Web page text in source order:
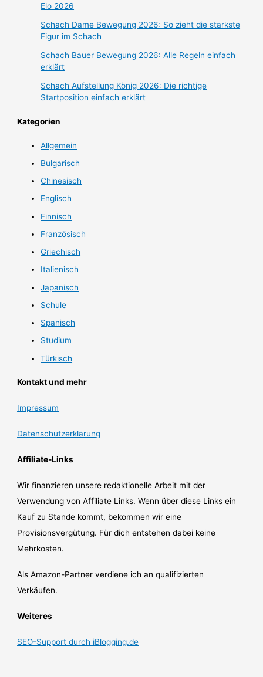
Elo 2026
Schach Dame Bewegung 2026: So zieht die stärkste
Figur im Schach
Schach Bauer Bewegung 2026: Alle Regeln einfach
erklärt
Schach Aufstellung König 2026: Die richtige
Startposition einfach erklärt
Kategorien
Allgemein
Bulgarisch
Chinesisch
Englisch
Finnisch
Französisch
Griechisch
Italienisch
Japanisch
Schule
Spanisch
Studium
Türkisch
Kontakt und mehr
Impressum
Datenschutzerklärung
Affiliate-Links
Wir finanzieren unsere redaktionelle Arbeit mit der
Verwendung von Affiliate Links. Wenn über diese Links ein
Kauf zu Stande kommt, bekommen wir eine
Provisionsvergütung. Für dich entstehen dabei keine
Mehrkosten.
Als Amazon-Partner verdiene ich an qualifizierten
Verkäufen.
Weiteres
SEO-Support durch iBlogging.de